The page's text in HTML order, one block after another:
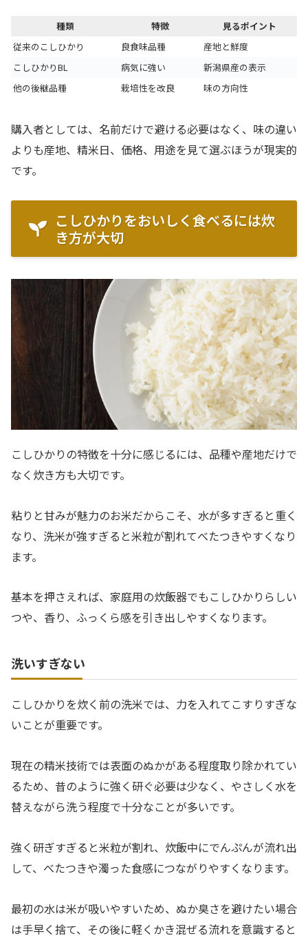
種類 特徴
見るポイント
従来のこしひかり
良食味品種
産地と鮮度
こしひかりBL
病気に強い
新潟県産の表示
他の後継品種
栽培性を改良 味の方向性
購入者としては、名前だけで避ける必要はなく、味の違い
よりも産地、精米日、価格、用途を見て選ぶほうが現実的
です。
こしひかりをおいしく食べるには炊
き方が大切
こしひかりの特徴を十分に感じるには、品種や産地だけで
なく炊き方も大切です。
粘りと甘みが魅力のお米だからこそ、水が多すぎると重く
なり、洗米が強すぎると米粒が割れてべたつきやすくなり
ます。
基本を押さえれば、家庭用の炊飯器でもこしひかりらしい
つや、香り、ふっくら感を引き出しやすくなります。
洗いすぎない
こしひかりを炊く前の洗米では、力を入れてこすりすぎな
いことが重要です。
現在の精米技術では表面のぬかがある程度取り除かれてい
るため、昔のように強く研ぐ必要は少なく、やさしく水を
替えながら洗う程度で十分なことが多いです。
強く研ぎすぎると米粒が割れ、炊飯中にでんぷんが流れ出
して、べたつきや濁った食感につながりやすくなります。
最初の水は米が吸いやすいため、ぬか臭さを避けたい場合
は手早く捨て、その後に軽くかき混ぜる流れを意識すると